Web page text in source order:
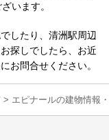
います。
したり、清洲駅周辺
探しでしたら、お近
お問合せください。
> エピナールの建物情報